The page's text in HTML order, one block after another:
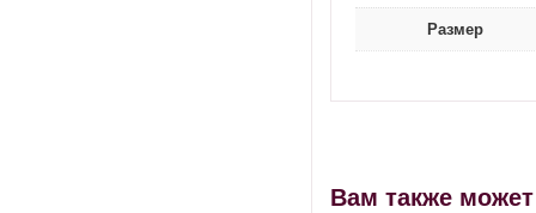
Размер
Вам также